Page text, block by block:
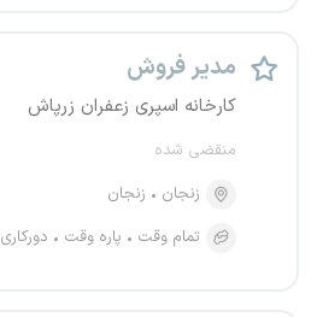
مدیر فروش
کارخانه اسپری زعفران زرپاش
منقضی شده
زنجان
زنجان
تمام وقت
پاره وقت دورکاری